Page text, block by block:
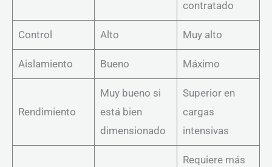
contratado
Control Alto Muy alto
Aislamiento Bueno Máximo
Rendimiento
Muy bueno si
está bien
dimensionado
Superior en
cargas
intensivas
Requiere más